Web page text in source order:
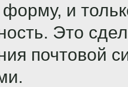
и
Это
почтовой